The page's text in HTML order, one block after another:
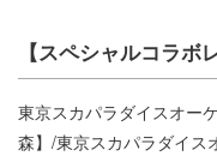
【スペシャルコラボ
東京スカパラダイスオー
森】/東京スカパラダイス